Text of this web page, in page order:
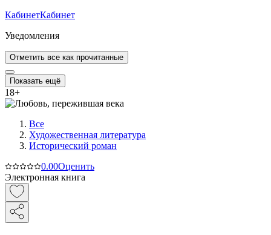
КабинетКабинет
Уведомления
Отметить все как прочитанные
Показать ещё
18+
Все
Художественная литература
Исторический роман
0.00Оценить
Электронная книга